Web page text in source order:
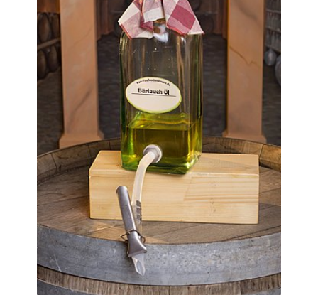
Ungarisches Puzsta Öl
Farbe: rot Geschmack: würzig, mit einem schrafen Nachgeschmack
Walnuss ÖL
Farbe:hellgelb Geschmack: typischer kräftiger Walnuss Geschmack, edles
feinherbes Aroma Gewonnen nur aus handverlesenen Wallnüssen Es ist
naturbelassen und nur filtriert:
Weißer Trüffel auf Olivenöl
Farbe: goldgelb Geschmack: feine Olivenote mit erdig, pilzigem Geschmack
nach Trüffeln